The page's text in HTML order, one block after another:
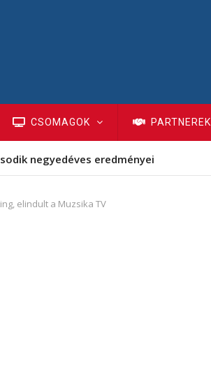
CSOMAGOK PARTNEREK
negyedéves eredményei
elindult a Muzsika TV